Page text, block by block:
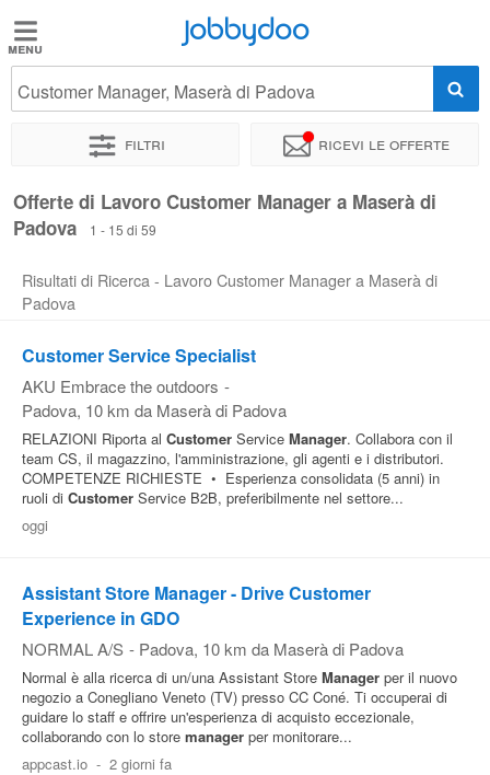
Jobbydoo
Offerte
Stipendi
Elenco
Blog
Pubblica
Area
Aziende
Jobbydoo
Customer Manager, Maserà di Padova
Filtri Ricevi le offerte
Offerte di Lavoro Customer Manager a Maserà di
Padova
1 - 15 di 59
Risultati di Ricerca - Lavoro Customer Manager a Maserà di
Padova
Customer Service Specialist
AKU Embrace the outdoors -
Padova, 10 km da Maserà di Padova
RELAZIONI Riporta al Customer Service Manager. Collabora con il
team CS, il magazzino, l'amministrazione, gli agenti e i distributori.
COMPETENZE RICHIESTE • Esperienza consolidata (5 anni) in
ruoli di Customer Service B2B, preferibilmente nel settore...
oggi
Assistant Store Manager - Drive Customer
Experience in GDO
NORMAL A/S - Padova, 10 km da Maserà di Padova
Normal è alla ricerca di un/una Assistant Store Manager per il nuovo
negozio a Conegliano Veneto (TV) presso CC Coné. Ti occuperai di
guidare lo staff e offrire un'esperienza di acquisto eccezionale,
collaborando con lo store manager per monitorare...
appcast.io - 2 giorni fa